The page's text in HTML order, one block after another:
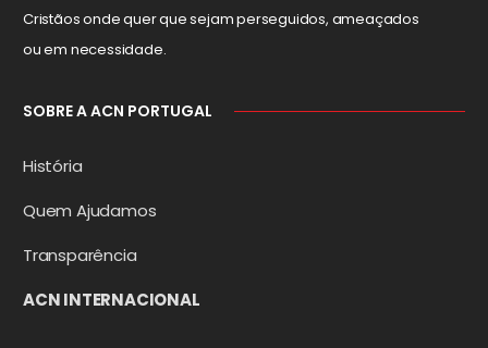
Cristãos onde quer que sejam perseguidos, ameaçados
ou em necessidade.
SOBRE A ACN PORTUGAL
História
Quem Ajudamos
Transparência
ACN INTERNACIONAL